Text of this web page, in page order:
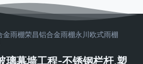
响居住舒适度和能耗成本。那么，重庆
金门窗多少钱一平方？这是许多业主在
金雨棚荣昌铝合金雨棚永川欧式雨棚
璃幕墙工程-不锈钢栏杆,塑